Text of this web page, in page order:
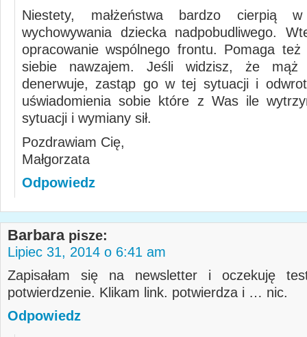
Niestety, małżeństwa bardzo cierpią w
wychowywania dziecka nadpobudliwego.
opracowanie wspólnego frontu. Pomaga też
siebie nawzajem. Jeśli widzisz, że mąż
denerwuje, zastąp go w tej sytuacji i
uświadomienia sobie które z Was ile
sytuacji i wymiany sił.
Pozdrawiam Cię,
Małgorzata
Odpowiedz
Barbara pisze:
Lipiec 31, 2014 o 6:41 am
Zapisałam się na newsletter i oczekuję
potwierdzenie. Klikam link. potwierdza i … nic.
Odpowiedz